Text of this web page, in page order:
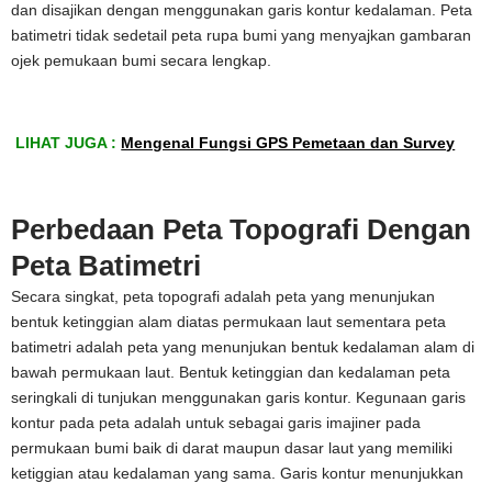
dan disajikan dengan menggunakan garis kontur kedalaman. Peta
batimetri tidak sedetail peta rupa bumi yang menyajkan gambaran
ojek pemukaan bumi secara lengkap.
LIHAT JUGA : Mengenal Fungsi GPS Pemetaan dan Survey
Perbedaan Peta Topografi Dengan
Peta Batimetri
Secara singkat, peta topografi adalah peta yang menunjukan
bentuk ketinggian alam diatas permukaan laut sementara peta
batimetri adalah peta yang menunjukan bentuk kedalaman alam di
bawah permukaan laut. Bentuk ketinggian dan kedalaman peta
seringkali di tunjukan menggunakan garis kontur. Kegunaan garis
kontur pada peta adalah untuk sebagai garis imajiner pada
permukaan bumi baik di darat maupun dasar laut yang memiliki
ketiggian atau kedalaman yang sama. Garis kontur menunjukkan